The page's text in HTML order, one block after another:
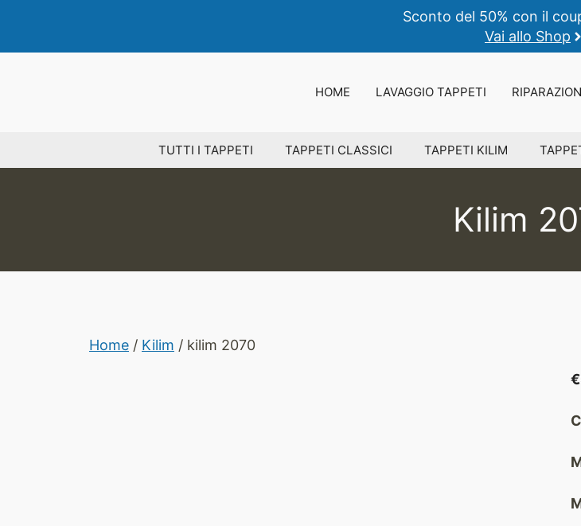
contenuto
Sconto del 50% con il
Vai allo Shop
HOME LAVAGGIO TAPPETI
TUTTI I TAPPETI TAPPETI CLASSICI TAPPETI KILIM
Kilim
Home / Kilim / kilim 2070
€